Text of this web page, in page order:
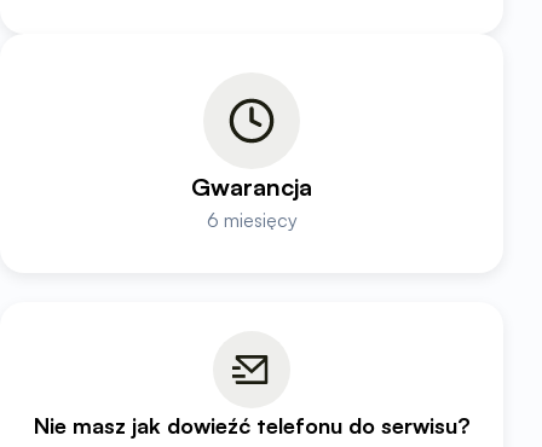
Gwarancja
6 miesięcy
Nie masz jak dowieźć telefonu do serwisu?